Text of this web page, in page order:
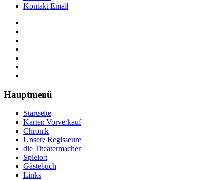
Kontakt Email
Hauptmenü
Startseite
Karten Vorverkauf
Chronik
Unsere Regisseure
die Theatermacher
Spielort
Gästebuch
Links